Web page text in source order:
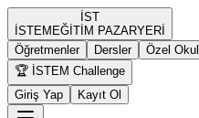
İST
İSTEM EĞİTİM PAZARYERİ
Öğretmenler
Dersler Özel
🏆 İSTEM Challenge
Giriş Yap
Kayıt Ol